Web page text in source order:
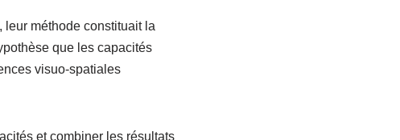
méthode constituait la
que les capacités
visuo-spatiales
et combiner les résultats